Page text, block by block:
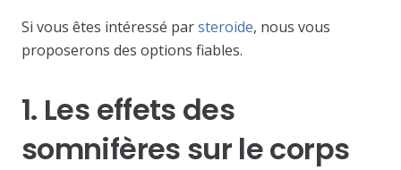
Si vous êtes intéressé parsteroide, nous vous
proposerons des options fiables.
1. Les effets des
somnifères sur le corps